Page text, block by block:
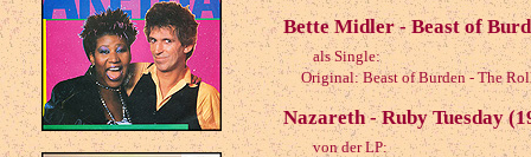
Bette Midler - Beast of
als Single:
Original: Beast of Burden - The
Nazareth - Ruby Tuesday
von der LP: